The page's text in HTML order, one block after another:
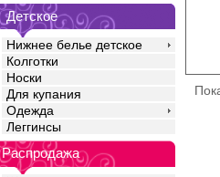
Детское
Нижнее белье детское
Колготки
Носки
Для купания
Одежда
Леггинсы
Распродажа
Халат женский из
короткий, с
спущенным
Полиэстер 97%